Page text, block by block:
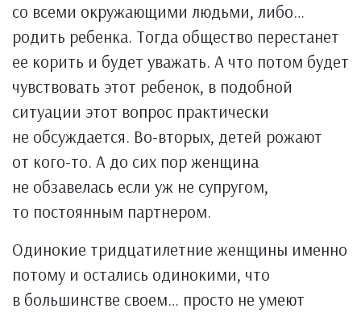
со всеми окружающими людьми, либо…
родить ребенка. Тогда общество перестанет
ее корить и будет уважать. А что потом будет
чувствовать этот ребенок, в подобной
ситуации этот вопрос практически
не обсуждается. Во-вторых, детей рожают
от кого-то. А до сих пор женщина
не обзавелась если уж не супругом,
то постоянным партнером.
Одинокие тридцатилетние женщины именно
потому и остались одинокими, что
в большинстве своем… просто не умеют